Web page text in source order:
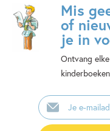
Mis
of
je in
Ontvang
E-
mailadres